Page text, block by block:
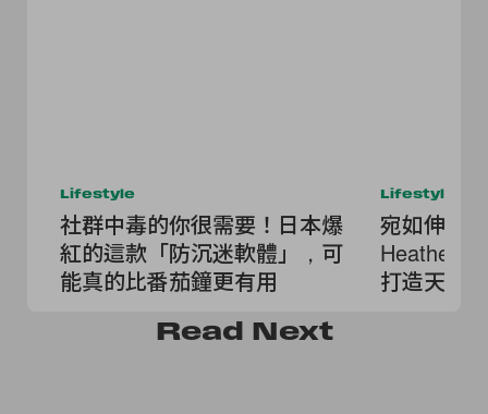
Lifestyle
社群中毒的你很需要！日本爆
紅的這款「防沉迷軟體」，可
能真的比番茄鐘更有用
Lifestyle
宛如伸向
打造天文
Read Next